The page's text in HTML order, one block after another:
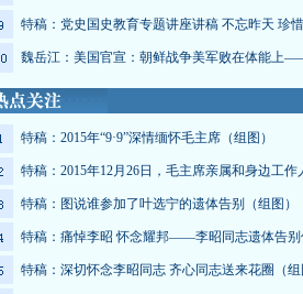
特稿：党史国史教育专题讲座讲稿 不忘昨天 珍
魏岳江：美国官宣：朝鲜战争美军败在体能上
特稿：2015年“9·9”深情缅怀毛主席（组图）
特稿：2015年12月26日，毛主席亲属和身边工作
特稿：图说谁参加了叶选宁的遗体告别（组图）
特稿：痛悼李昭 怀念耀邦——李昭同志遗体告别
特稿：深切怀念李昭同志 齐心同志送来花圈（组